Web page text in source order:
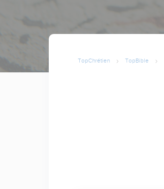
TopChrétien TopBible